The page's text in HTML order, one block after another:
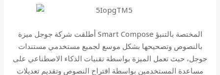
أطلقت شركة جوجل ميزة Smart Compose المختصة بالتنبؤ
بالنصوص وتصحيحها بشكل موسع لجميع مستخدمي مستندات
جوجل، حيث تعمل الميزة بواسطة تقنيات الذكاء الاصطناعي على
مساعدة المستخدمين بواسطة اقتراح النصوص وتقديم تعديلات